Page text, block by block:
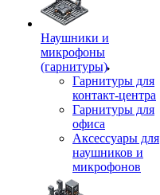
Наушники и
микрофоны
(гарнитуры)
Гарнитуры для
контакт-центра
Гарнитуры для
офиса
Аксессуары для
наушников и
микрофонов